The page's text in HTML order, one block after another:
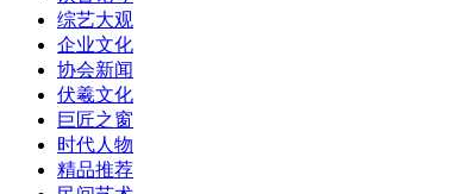
综艺大观
企业文化
协会新闻
伏羲文化
巨匠之窗
时代人物
精品推荐